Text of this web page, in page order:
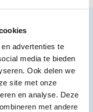
advertenties te
media te bieden
Ook delen we
site met onze
en analyse. Deze
met andere
U
de volgende printers: